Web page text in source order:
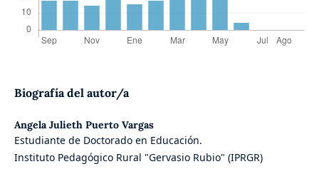
Biografía del autor/a
Angela Julieth Puerto Vargas
Estudiante de Doctorado en Educación.
Instituto Pedagógico Rural "Gervasio Rubio" (IPRGR)